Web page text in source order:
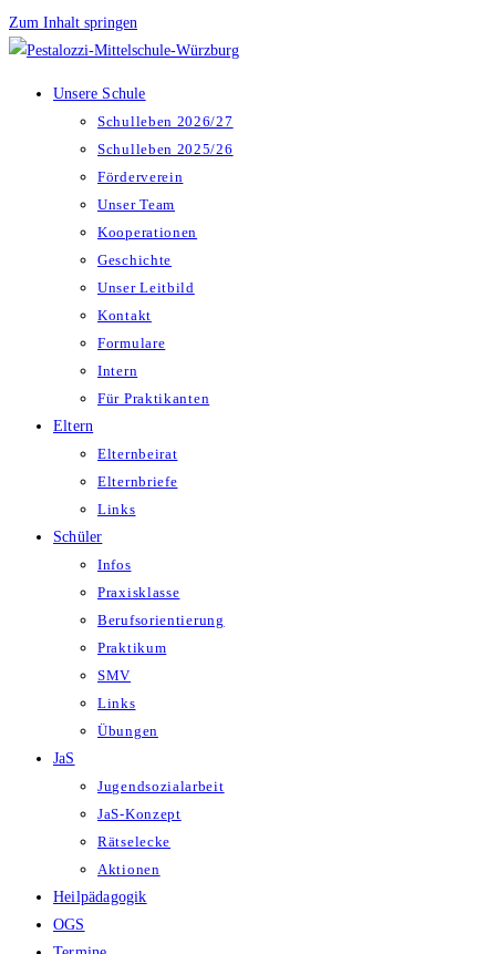
Zum Inhalt springen
Unsere Schule
Schulleben 2026/27
Schulleben 2025/26
Förderverein
Unser Team
Kooperationen
Geschichte
Unser Leitbild
Kontakt
Formulare
Intern
Für Praktikanten
Eltern
Elternbeirat
Elternbriefe
Links
Schüler
Infos
Praxisklasse
Berufsorientierung
Praktikum
SMV
Links
Übungen
JaS
Jugendsozialarbeit
JaS-Konzept
Rätselecke
Aktionen
Heilpädagogik
OGS